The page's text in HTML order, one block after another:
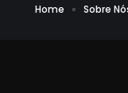
Home Sobre